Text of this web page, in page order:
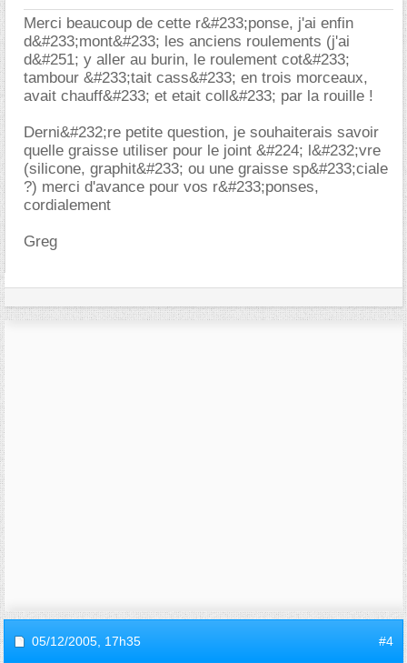
Merci beaucoup de cette r&#233;ponse, j'ai enfin
d&#233;mont&#233; les anciens roulements (j'ai
d&#251; y aller au burin, le roulement cot&#233;
tambour &#233;tait cass&#233; en trois morceaux,
avait chauff&#233; et etait coll&#233; par la rouille !
Derni&#232;re petite question, je souhaiterais savoir
quelle graisse utiliser pour le joint &#224; l&#232;vre
(silicone, graphit&#233; ou une graisse sp&#233;ciale
?) merci d'avance pour vos r&#233;ponses,
cordialement
Greg
05/12/2005, 17h35 #4